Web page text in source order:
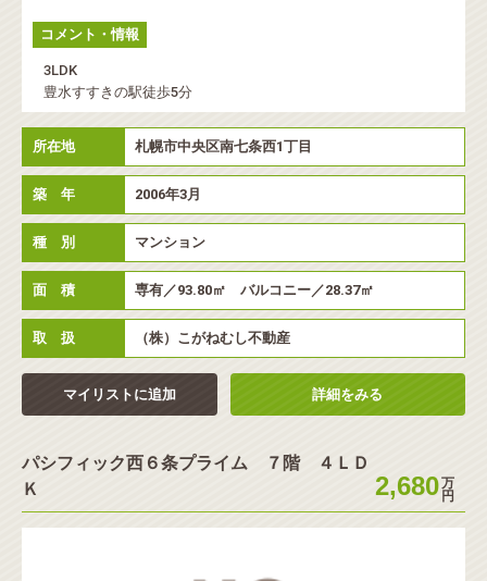
コメント・情報
3LDK
豊水すすきの駅徒歩5分
所在地 札幌市中央区南七条西1丁目
築 年 2006年3月
種 別 マンション
面 積 専有／93.80㎡ バルコニー／28.37㎡
取 扱 （株）こがねむし不動産
マイリストに追加 詳細をみる
パシフィック西６条プライム ７階 ４ＬＤ
Ｋ
2,680万
円